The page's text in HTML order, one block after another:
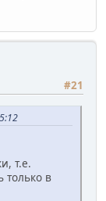
#21
т.е.
только в